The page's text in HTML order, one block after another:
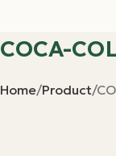
COCA-
Home Product